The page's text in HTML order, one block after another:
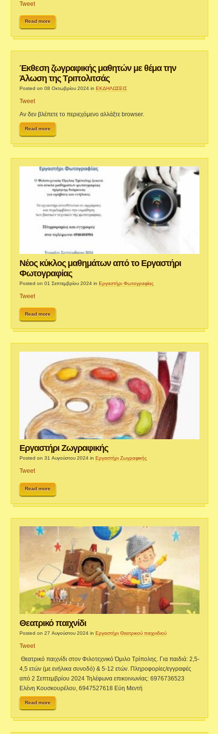
Tweet
Read more
Έκθεση ζωγραφικής μαθητών με θέμα την
Άλωση της Τριπολιτσάς
Posted on 08 Οκτωβρίου 2024 in ΕΚΔΗΛΩΣΕΙΣ
Tweet
Αν δεν βλέπετε το περιεχόμενο αλλάξτε browser.
Read more
Νέος κύκλος μαθημάτων από το Εργαστήρι
Φωτογραφίας
Posted on 01 Σεπτεμβρίου 2024 in Εργαστήρι Φωτογραφίας
Tweet
Read more
Εργαστήρι Ζωγραφικής
Posted on 31 Αυγούστου 2024 in Εργαστήρι Ζωγραφικής
Tweet
Read more
Θεατρικό παιχνίδι
Posted on 27 Αυγούστου 2024 in Εργαστήρι Θεατρικού παιχνιδιού
Tweet
Θεατρικό παιχνίδι στον Φιλοτεχνικό Όμιλο Τρίπολης. Για παιδιά: 2,5-
4,5 ετών (με ενήλικα συνοδό) & 5-12 ετών. Πληροφορίες/εγγραφές
από 2 Σεπτεμβρίου 2024 Τηλέφωνα επικοινωνίας: 6976736523
Ελένη Κουσκουρέλου, 6947527618 Εύη Μεντή
Read more